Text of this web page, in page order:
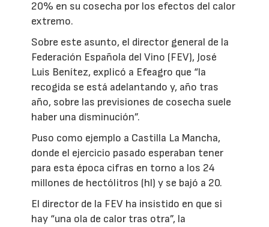
20% en su cosecha por los efectos del calor
extremo.
Sobre este asunto, el director general de la
Federación Española del Vino (FEV), José
Luis Benítez, explicó a Efeagro que “la
recogida se está adelantando y, año tras
año, sobre las previsiones de cosecha suele
haber una disminución”.
Puso como ejemplo a Castilla La Mancha,
donde el ejercicio pasado esperaban tener
para esta época cifras en torno a los 24
millones de hectólitros (hl) y se bajó a 20.
El director de la FEV ha insistido en que si
hay “una ola de calor tras otra”, la